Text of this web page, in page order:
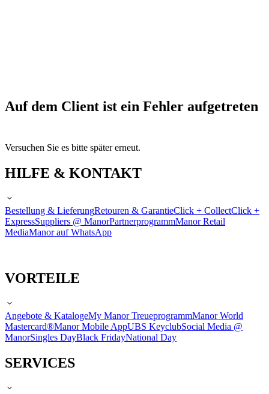
Auf dem Client ist ein Fehler aufgetreten
Versuchen Sie es bitte später erneut.
HILFE & KONTAKT
Bestellung & LieferungRetouren & GarantieClick + CollectClick +
ExpressSuppliers @ ManorPartnerprogrammManor Retail
MediaManor auf WhatsApp
VORTEILE
Angebote & KatalogeMy Manor TreueprogrammManor World
Mastercard®Manor Mobile AppUBS KeyclubSocial Media @
ManorSingles DayBlack FridayNational Day
SERVICES